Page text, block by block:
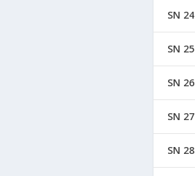
SN 24
SN 25
SN 26
SN 27
SN 28